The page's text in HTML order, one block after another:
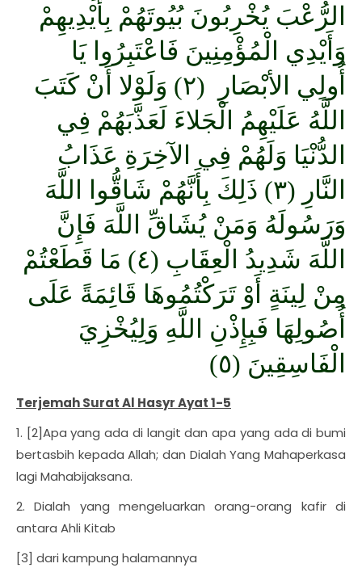
الرُّعْبَ يُخْرِبُونَ بُيُوتَهُمْ بِأَيْدِيهِمْ
وَأَيْدِي الْمُؤْمِنِينَ فَاعْتَبِرُوا يَا
أُولِي الأبْصَارِ (٢) وَلَوْلا أَنْ كَتَبَ
اللَّهُ عَلَيْهِمُ الْجَلاءَ لَعَذَّبَهُمْ فِي
الدُّنْيَا وَلَهُمْ فِي الآخِرَةِ عَذَابُ
النَّارِ (٣) ذَلِكَ بِأَنَّهُمْ شَاقُّوا اللَّهَ
وَرَسُولَهُ وَمَنْ يُشَاقِّ اللَّهَ فَإِنَّ
اللَّهَ شَدِيدُ الْعِقَابِ (٤) مَا قَطَعْتُمْ
مِنْ لِينَةٍ أَوْ تَرَكْتُمُوهَا قَائِمَةً عَلَى
أُصُولِهَا فَبِإِذْنِ اللَّهِ وَلِيُخْزِيَ
الْفَاسِقِينَ (٥)
Terjemah Surat Al Hasyr Ayat 1-5
1. [2]Apa yang ada di langit dan apa yang ada di bumi
bertasbih kepada Allah; dan Dialah Yang Mahaperkasa
lagi Mahabijaksana.
2. Dialah yang mengeluarkan orang-orang kafir di
antara Ahli Kitab
[3] dari kampung halamannya